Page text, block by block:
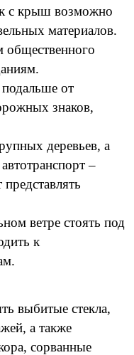
с крыш возможно
материалов.
общественного
от
знаков,
деревьев, а
–
ветре стоять под
к
выбитые стекла,
а также
сорванные